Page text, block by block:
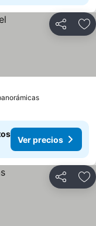
Compartir
Ver precios
Compartir